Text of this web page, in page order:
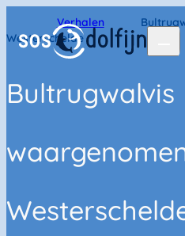
Verhalen
Westerschelde
Bultrugwalvis